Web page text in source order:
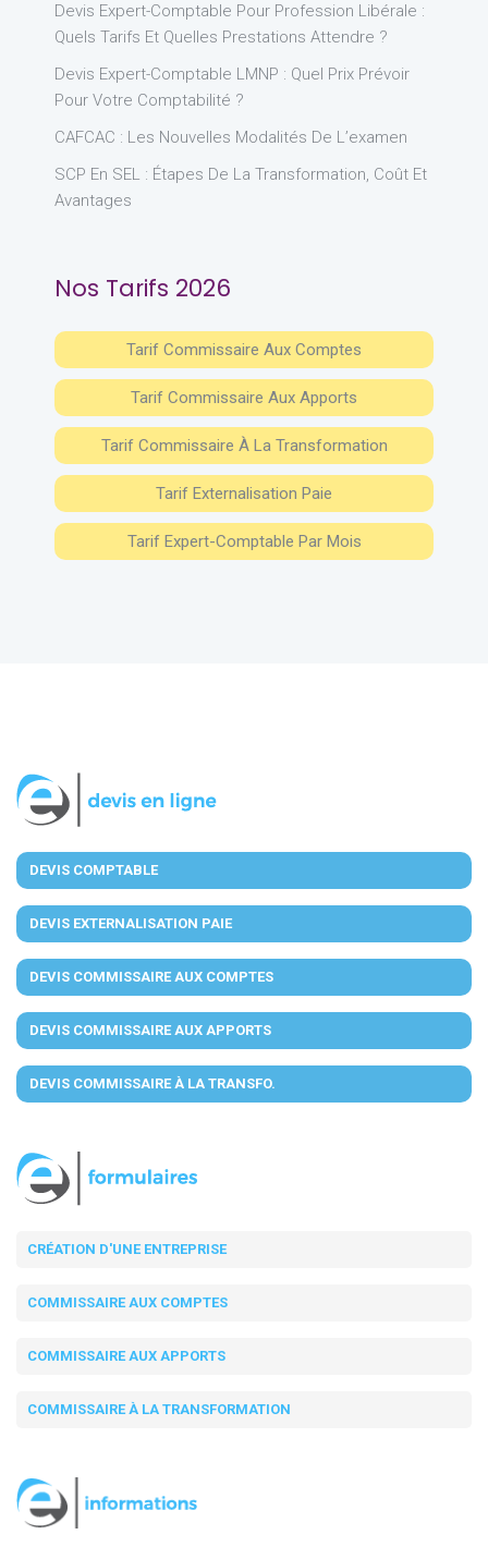
Devis Expert-Comptable Pour Profession Libérale :
Quels Tarifs Et Quelles Prestations Attendre ?
Devis Expert-Comptable LMNP : Quel Prix Prévoir
Pour Votre Comptabilité ?
CAFCAC : Les Nouvelles Modalités De L’examen
SCP En SEL : Étapes De La Transformation, Coût Et
Avantages
Nos Tarifs 2026
Tarif Commissaire Aux Comptes
Tarif Commissaire Aux Apports
Tarif Commissaire À La Transformation
Tarif Externalisation Paie
Tarif Expert-Comptable Par Mois
DEVIS COMPTABLE
DEVIS EXTERNALISATION PAIE
DEVIS COMMISSAIRE AUX COMPTES
DEVIS COMMISSAIRE AUX APPORTS
DEVIS COMMISSAIRE À LA TRANSFO.
CRÉATION D'UNE ENTREPRISE
COMMISSAIRE AUX COMPTES
COMMISSAIRE AUX APPORTS
COMMISSAIRE À LA TRANSFORMATION